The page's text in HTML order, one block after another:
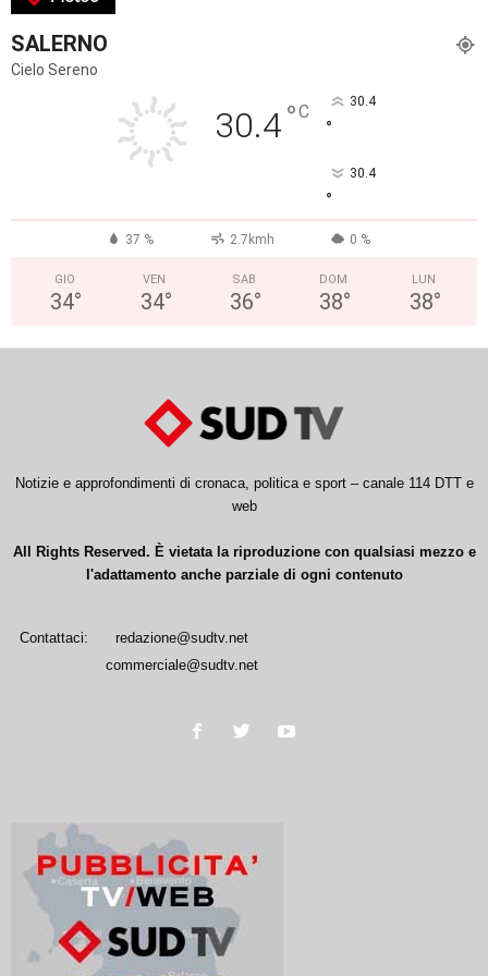
SALERNO
Cielo Sereno
30.4°C 30.4
°
30.4
°
37 % 2.7kmh 0 %
GIO
34°
VEN
34°
SAB
36°
DOM
38°
LUN
38°
Notizie e approfondimenti di cronaca, politica e sport – canale 114 DTT e
web
All Rights Reserved. È vietata la riproduzione con qualsiasi mezzo e
l'adattamento anche parziale di ogni contenuto
Contattaci:
redazione@sudtv.net
commerciale@sudtv.net